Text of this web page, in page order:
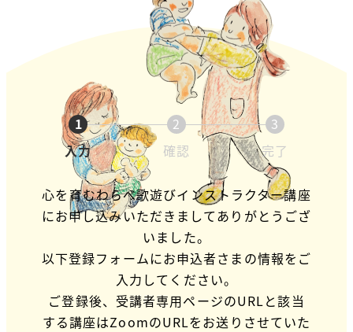
1
入力
2
確認
3
完了
心を育むわらべ歌遊びインストラクター講座
にお申し込みいただきましてありがとうござ
いました。
以下登録フォームにお申込者さまの情報をご
入力してください。
ご登録後、受講者専用ページのURLと該当
する講座はZoomのURLをお送りさせていた